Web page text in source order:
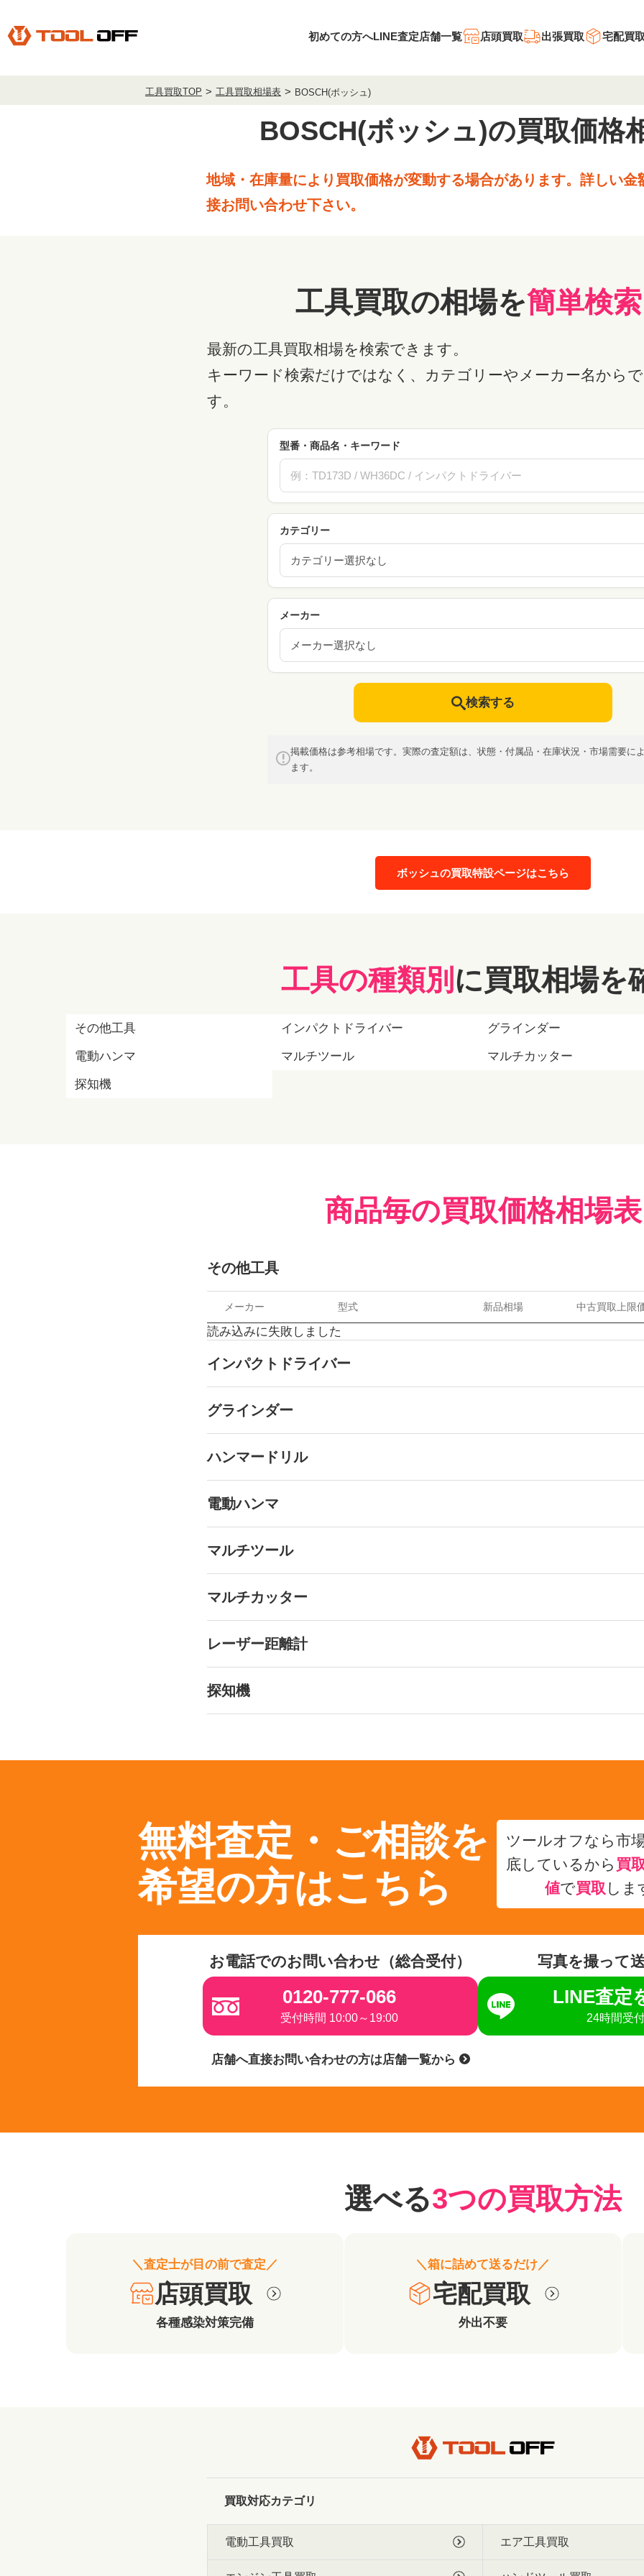
初めての方へLINE査定店舗一覧 店頭買取 出張買取 宅配買取
工具買取TOP 工具買取相場表 BOSCH(ボッシュ)
BOSCH(ボッシュ)の買取価格
地域・在庫量により買取価格が変動する場合があります。 詳しい金
接お問い合わせ下さい。
工具買取の相場を簡単検索
最新の工具買取相場を検索できます。
キーワード検索だけではなく、カテゴリーやメーカー名から
す。
型番・商品名・キーワード
カテゴリー
カテゴリー選択なし
メーカー
メーカー選択なし
検索する
掲載価格は参考相場です。実際の査定額は、状態・付属品・在庫状況・市場需要に
ます。
ボッシュの買取特設ページはこちら
工具の種類別 に買取相場を
その他工具 インパクトドライバー グラインダー
電動ハンマ マルチツール マルチカッター
探知機
商品毎の買取価格相場表
その他工具
メーカー 型式 新品相場 中古買取上限
読み込みに失敗しました
インパクトドライバー
グラインダー
ハンマードリル
電動ハンマ
マルチツール
マルチカッター
レーザー距離計
探知機
無料査定・ご相談を
希望の方はこちら
ツールオフなら市
底しているから 買
値で買取 しま
お電話でのお問い合わせ（総合受付）
0120-777-066
受付時間 10:00～19:00
写真を撮って
LINE査定
24時間受
店舗へ直接お問い合わせの方は店舗一覧から
選べる3つの買取方法
＼査定士が目の前で査定／
店頭買取
各種感染対策完備
＼箱に詰めて送るだけ／
宅配買取
外出不要
買取対応カテゴリ
電動工具買取 エア工具買取